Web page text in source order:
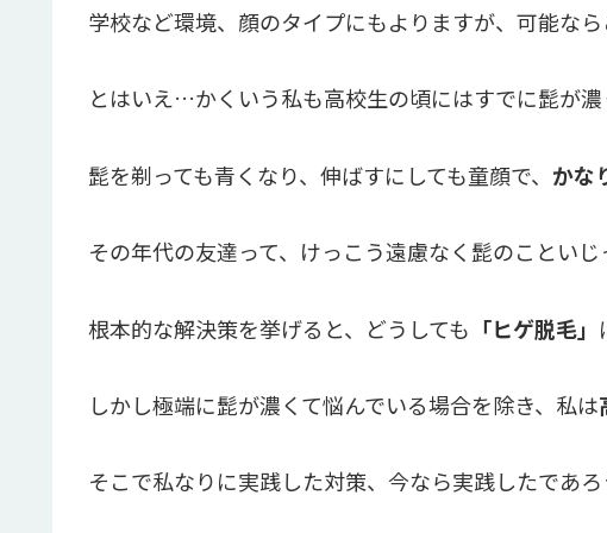
学校など環境、顔のタイプにもよりますが、可能なら
とはいえ…かくいう私も高校生の頃にはすでに髭が
髭を剃っても青くなり、伸ばすにしても童顔で、 かな
その年代の友達って、けっこう遠慮なく髭のことい
根本的な解決策を挙げると、どうしても 「ヒゲ脱毛」
しかし極端に髭が濃くて悩んでいる場合を除き、私は
そこで私なりに実践した対策、今なら実践したであ